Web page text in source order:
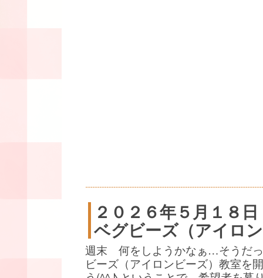
２０２６年５月１８日
ベグビーズ（アイロ
週末 何をしようかなぁ…そうだ
ビーズ（アイロンビーズ）教室を